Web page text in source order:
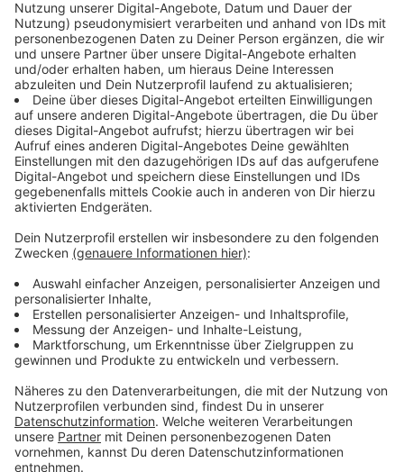
Anzeige
Anzeige
Kyle kommt auf Tour
Anzeige
"Ich bin überglücklich über die TENSION TOUR
2025. Ich kann es kaum erwarten, schöne und
wilde Momente mit Fans auf der ganzen Welt zu
teilen und die Tension-Ära und mehr zu feiern! Es
war bisher ein aufregender Ritt und jetzt macht
euch bereit für eure Nahaufnahme, denn ich
werde Lights, Camera, Action rufen ... und es wird
eine ganze Menge Padaming geben!"
Auch bei uns in NRW wird Kyle einen Stopp einlegen.